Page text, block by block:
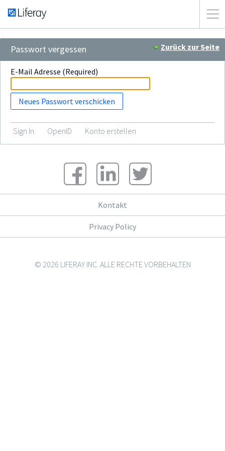
Passwort vergessen Zurück zur Seite
E-Mail Adresse (Required)
Sign In OpenID Konto erstellen
Kontakt
Privacy Policy
© 2026 LIFERAY INC. ALLE RECHTE VORBEHALTEN